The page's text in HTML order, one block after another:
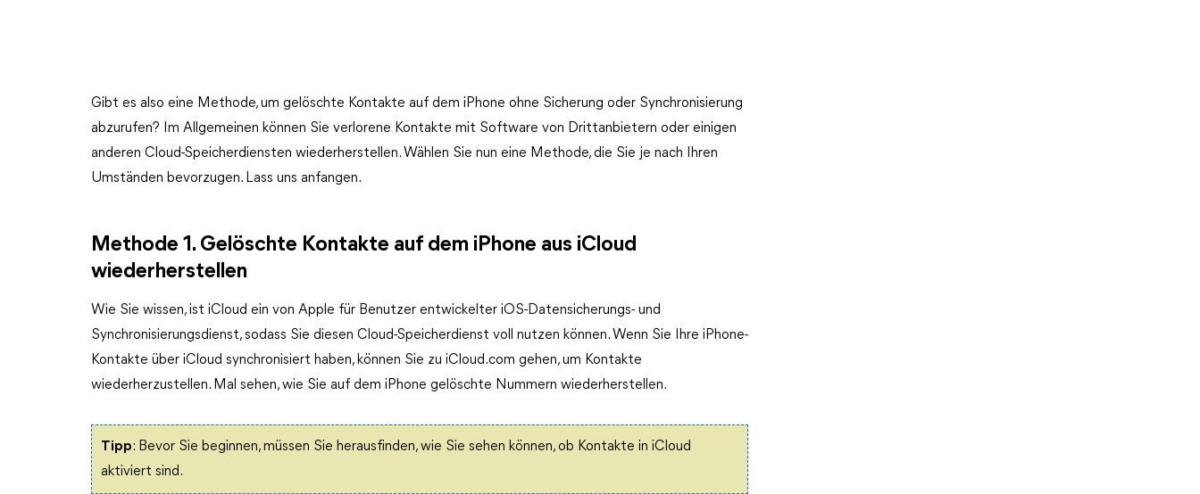
Gibt es also eine Methode, um gelöschte Kontakte auf dem iPhone ohne Sicherung oder Synchronisierung
abzurufen? Im Allgemeinen können Sie verlorene Kontakte mit Software von Drittanbietern oder einigen
anderen Cloud-Speicherdiensten wiederherstellen. Wählen Sie nun eine Methode, die Sie je nach Ihren
Umständen bevorzugen. Lass uns anfangen.
Methode 1. Gelöschte Kontakte auf dem iPhone aus iCloud
wiederherstellen
Wie Sie wissen, ist iCloud ein von Apple für Benutzer entwickelter iOS-Datensicherungs- und
Synchronisierungsdienst, sodass Sie diesen Cloud-Speicherdienst voll nutzen können. Wenn Sie Ihre iPhone-
Kontakte über iCloud synchronisiert haben, können Sie zu iCloud.com gehen, um Kontakte
wiederherzustellen. Mal sehen, wie Sie auf dem iPhone gelöschte Nummern wiederherstellen.
Tipp: Bevor Sie beginnen, müssen Sie herausfinden, wie Sie sehen können, ob Kontakte in iCloud
aktiviert sind.